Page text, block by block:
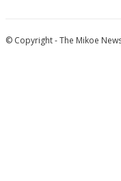
© Copyright - The Mikoe